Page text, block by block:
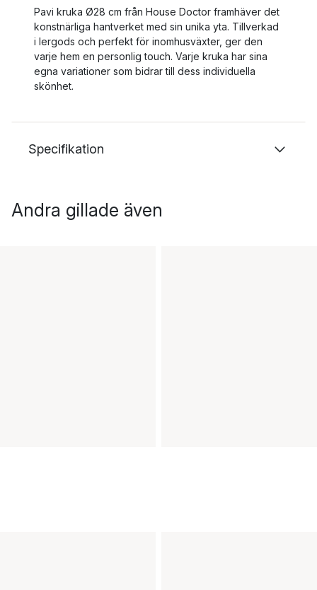
Pavi kruka Ø28 cm från House Doctor framhäver det
konstnärliga hantverket med sin unika yta. Tillverkad
i lergods och perfekt för inomhusväxter, ger den
varje hem en personlig touch. Varje kruka har sina
egna variationer som bidrar till dess individuella
skönhet.
Specifikation
Andra gillade även